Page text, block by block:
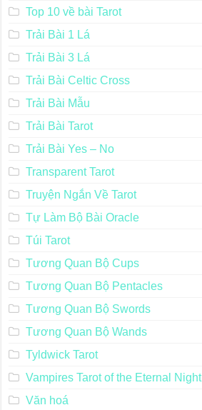
Top 10 về bài Tarot
Trải Bài 1 Lá
Trải Bài 3 Lá
Trải Bài Celtic Cross
Trải Bài Mẫu
Trải Bài Tarot
Trải Bài Yes – No
Transparent Tarot
Truyện Ngắn Về Tarot
Tự Làm Bộ Bài Oracle
Túi Tarot
Tương Quan Bộ Cups
Tương Quan Bộ Pentacles
Tương Quan Bộ Swords
Tương Quan Bộ Wands
Tyldwick Tarot
Vampires Tarot of the Eternal Night
Văn hoá